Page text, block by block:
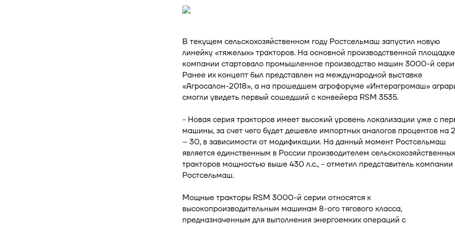
В текущем сельскохозяйственном году Ростсельмаш запустил новую
линейку «тяжелых» тракторов. На основной производственной площадке
компании стартовало промышленное производство машин 3000-й
Ранее их концепт был представлен на международной выставке
«Агросалон-2018», а на прошедшем агрофоруме «Интерагромаш»
смогли увидеть первый сошедший с конвейера RSM 3535.
- Новая серия тракторов имеет высокий уровень локализации уже с
машины, за счет чего будет дешевле импортных аналогов процентов на
– 30, в зависимости от модификации. На данный момент Ростсельмаш
является единственным в России производителем сельскохозяйственных
тракторов мощностью выше 430 л.с., - отметил представитель компании
Ростсельмаш.
Мощные тракторы RSM 3000-й серии относятся к
высокопроизводительным машинам 8-ого тягового класса,
предназначенным для выполнения энергоемких операций с